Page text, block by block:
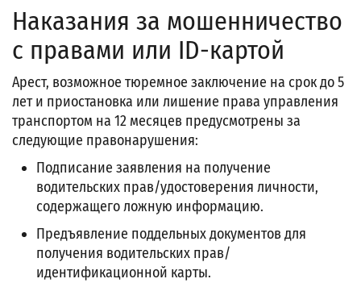
Наказания за мошенничество
с правами или ID-картой
Арест, возможное тюремное заключение на срок до 5
лет и приостановка или лишение права управления
транспортом на 12 месяцев предусмотрены за
следующие правонарушения:
Подписание заявления на получение
водительских прав/удостоверения личности,
содержащего ложную информацию.
Предъявление поддельных документов для
получения водительских прав/
идентификационной карты.